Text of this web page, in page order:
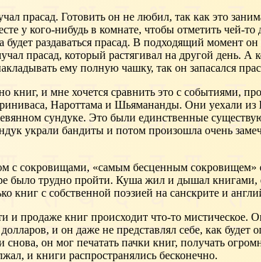
прасад. Готовить он не любил, так как это
у кого-нибудь в комнате, чтобы отметить чей-
будет раздаваться прасад. В подходящий момент
прасад, который растягивал на другой день.
ему полную чашку, так он запасался
книг, и мне хочется сравнить это с
Нароттама и Шьямананды. Они уехали
сундуке. Это были единственные
украли бандиты и потом произошла очень
с сокровищами, «самым бесценным
было трудно пройти. Куша жил и дышал
книг с собственной поэзией на санскрите и
и продаже книг происходит что-то
и он даже не представлял себе, как
он мог печатать пачки книг, получать
и книги распространялись бесконечно.